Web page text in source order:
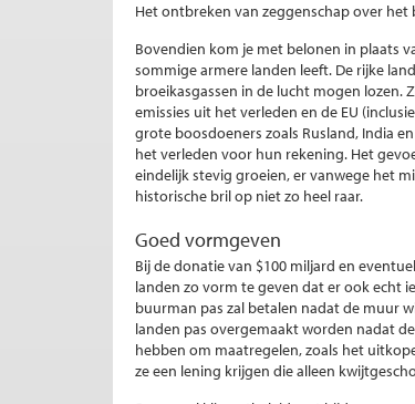
Het ontbreken van zeggenschap over
Bovendien kom je met belonen in plaats
sommige armere landen leeft. De rijke
broeikasgassen in de lucht mogen lozen.
emissies uit het verleden en de EU
grote boosdoeners zoals Rusland, India
het verleden voor hun rekening. Het
eindelijk stevig groeien, er vanwege het
historische bril op niet zo heel raar.
Goed vormgeven
Bij de donatie van $100 miljard en
landen zo vorm te geven dat er ook echt
buurman pas zal betalen nadat de muur
landen pas overgemaakt worden nadat
hebben om maatregelen, zoals het
ze een lening krijgen die alleen